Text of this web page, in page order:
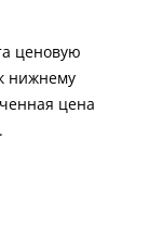
ценовую
нижнему
цена